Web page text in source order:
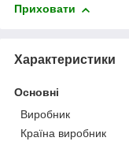
Приховати
Характеристики
Основні
Виробник
Країна виробник